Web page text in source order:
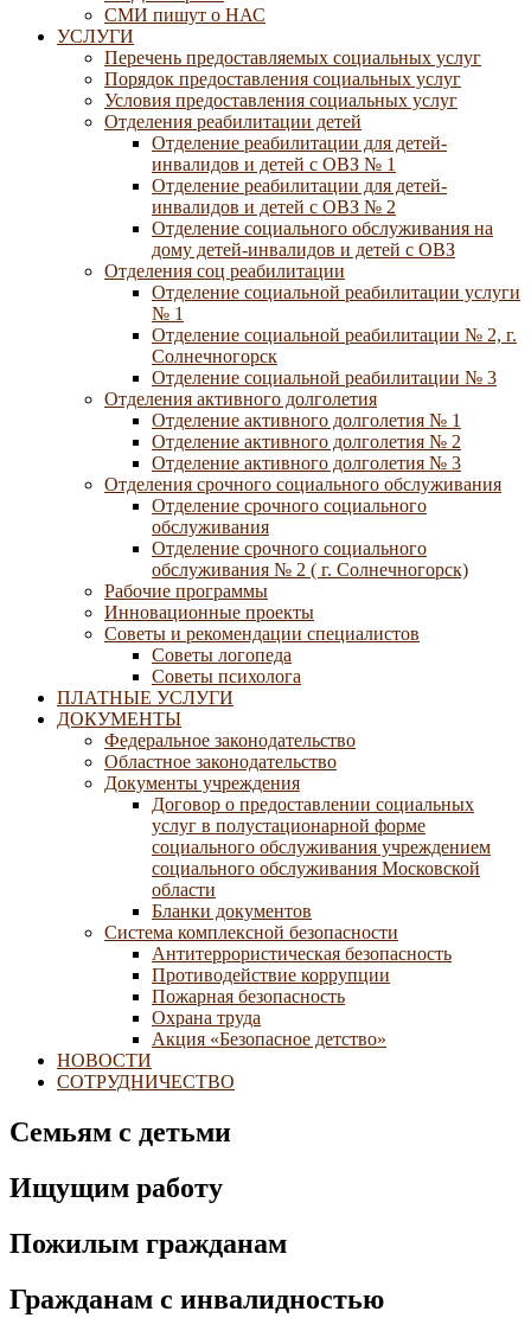
СМИ пишут о НАС
УСЛУГИ
Перечень предоставляемых социальных услуг
Порядок предоставления социальных услуг
Условия предоставления социальных услуг
Отделения реабилитации детей
Отделение реабилитации для детей-
инвалидов и детей с ОВЗ № 1
Отделение реабилитации для детей-
инвалидов и детей с ОВЗ № 2
Отделение социального обслуживания на
дому детей-инвалидов и детей с ОВЗ
Отделения соц реабилитации
Отделение социальной реабилитации услуги
№ 1
Отделение социальной реабилитации № 2, г.
Солнечногорск
Отделение социальной реабилитации № 3
Отделения активного долголетия
Отделение активного долголетия № 1
Отделение активного долголетия № 2
Отделение активного долголетия № 3
Отделения срочного социального обслуживания
Отделение срочного социального
обслуживания
Отделение срочного социального
обслуживания № 2 ( г. Солнечногорск)
Рабочие программы
Инновационные проекты
Советы и рекомендации специалистов
Советы логопеда
Советы психолога
ПЛАТНЫЕ УСЛУГИ
ДОКУМЕНТЫ
Федеральное законодательство
Областное законодательство
Документы учреждения
Договор о предоставлении социальных
услуг в полустационарной форме
социального обслуживания учреждением
социального обслуживания Московской
области
Бланки документов
Система комплексной безопасности
Антитеррористическая безопасность
Противодействие коррупции
Пожарная безопасность
Охрана труда
Акция «Безопасное детство»
НОВОСТИ
СОТРУДНИЧЕСТВО
Семьям с детьми
Ищущим работу
Пожилым гражданам
Гражданам с инвалидностью